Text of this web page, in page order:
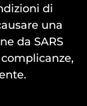
di
una
da SARS